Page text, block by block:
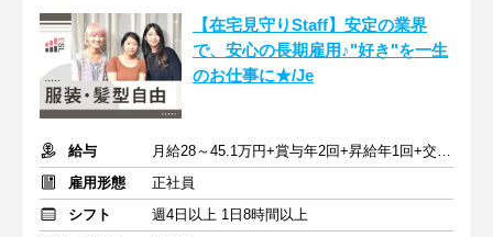
【在宅見守りStaff】安定の業界
で、安心の長期雇用♪"好き"を一生
のお仕事に★/Je
給与
月給28～45.1万円+賞与年2回+昇給年1回+交通費全額
雇用形態
正社員
シフト
週4日以上 1日8時間以上